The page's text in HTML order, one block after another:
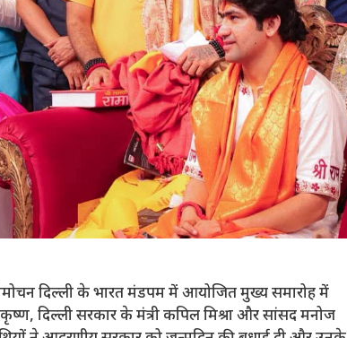
दिल्ली के भारत मंडपम में आयोजित मुख्य समारोह में
दिल्ली सरकार के मंत्री कपिल मिश्रा और सांसद मनोज